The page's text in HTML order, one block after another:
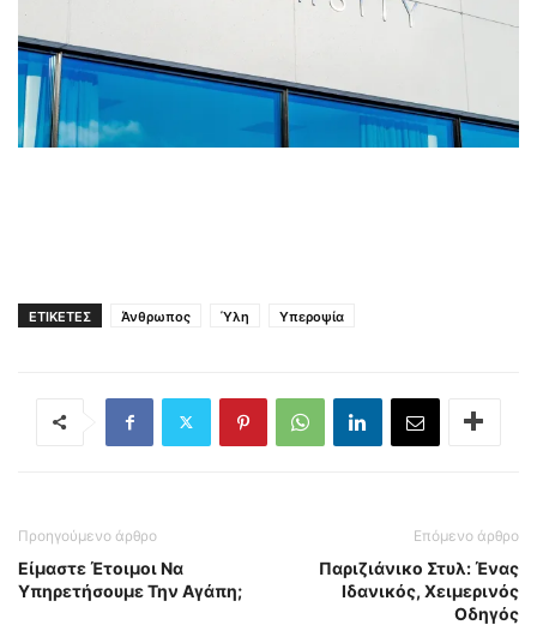
ΕΤΙΚΕΤΕΣ Άνθρωπος Ύλη Υπεροψία
Προηγούμενο άρθρο
Είμαστε Έτοιμοι Να
Υπηρετήσουμε Την Αγάπη;
Επόμενο άρθρο
Παριζιάνικο Στυλ: Ένας
Ιδανικός, Χειμερινός
Οδηγός